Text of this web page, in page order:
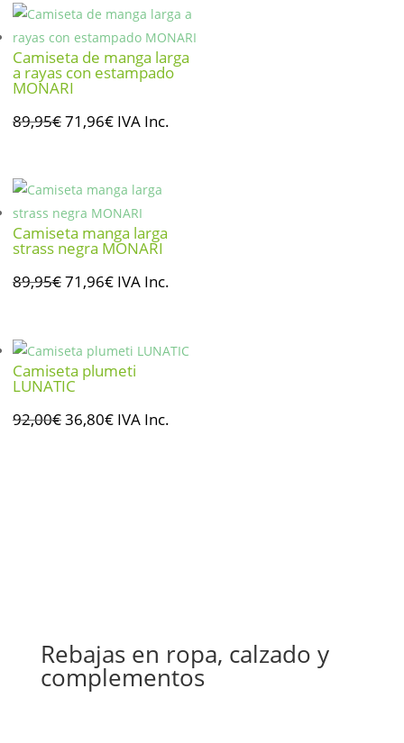
era:
78,00€.
es:
39,00€.
Camiseta de manga larga
a rayas con estampado
MONARI
89,95€El
era:
89,95€.
71,96€El
es:
71,96€.
IVA Inc.
Camiseta manga larga
strass negra MONARI
89,95€El
era:
89,95€.
71,96€El
es:
71,96€.
IVA Inc.
Camiseta plumeti
LUNATIC
92,00€El
36,80€ElIVA Inc.
Rebajas en ropa, calzado y
complementos